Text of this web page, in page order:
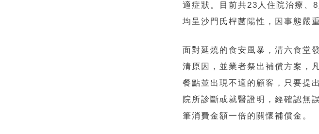
適症狀。目前共23人住院治療、
均呈沙門氏桿菌陽性，因事態嚴
面對延燒的食安風暴，清六食堂
清原因，並業者祭出補償方案，
餐點並出現不適的顧客，只要提
院所診斷或就醫證明，經確認無
筆消費金額一倍的關懷補償金。